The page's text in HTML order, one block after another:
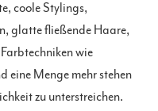
coole Stylings,
glatte fließende Haare,
wie
eine Menge mehr stehen
zu unterstreichen.